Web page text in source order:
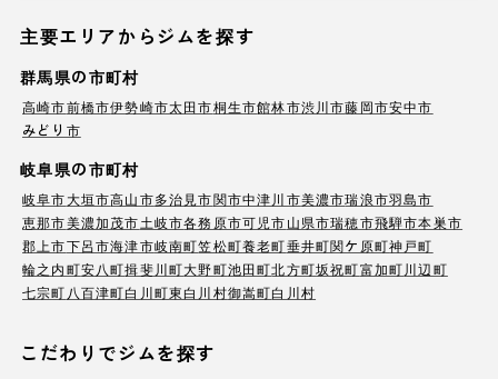
主要エリアからジムを探す
群馬県の市町村
高崎市前橋市伊勢崎市太田市桐生市館林市渋川市藤岡市安中市
みどり市
岐阜県の市町村
岐阜市大垣市高山市多治見市関市中津川市美濃市瑞浪市羽島市
恵那市美濃加茂市土岐市各務原市可児市山県市瑞穂市飛騨市本巣市
郡上市下呂市海津市岐南町笠松町養老町垂井町関ケ原町神戸町
輪之内町安八町揖斐川町大野町池田町北方町坂祝町富加町川辺町
七宗町 八百津町白川町東白川村御嵩町白川村
こだわりでジムを探す